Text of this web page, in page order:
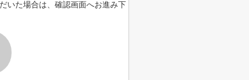
いた場合は、確認画面へお進み下